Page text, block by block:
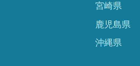
宮崎県
鹿児島県
沖縄県